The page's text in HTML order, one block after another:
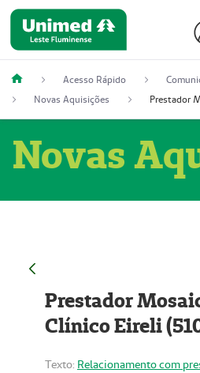
Acesso Rápido
Novas Aquisições
Novas
Prestador
Clínico Eireli
Texto: Relacionamento com